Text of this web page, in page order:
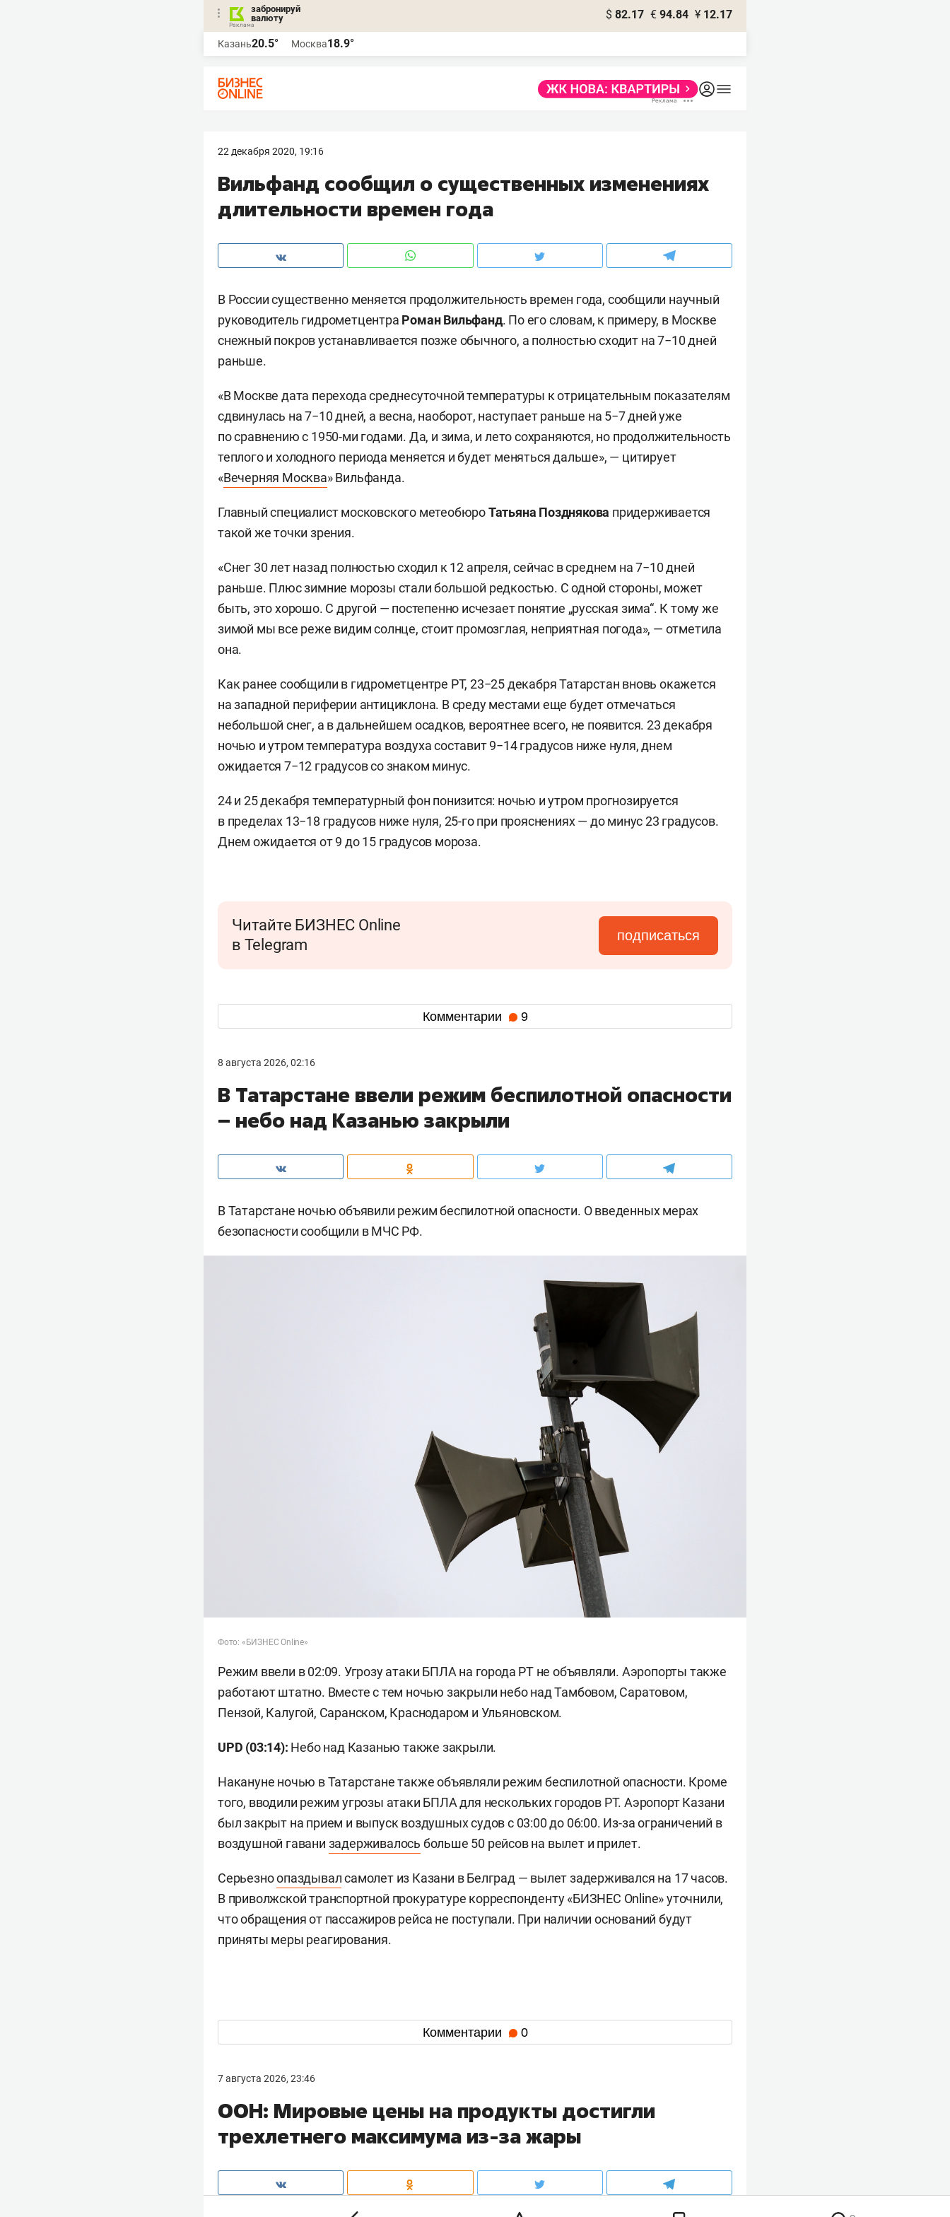
забронируй
валюту
$ 82.17 € 94.84 ¥ 12.17
Казань20.5° Москва18.9°
22 декабря 2020, 19:16
Вильфанд сообщил о существенных изменениях
длительности времен года
В России существенно меняется продолжительность времен года, сообщили научный
руководитель гидрометцентра Роман Вильфанд. По его словам, к примеру, в Москве
снежный покров устанавливается позже обычного, а полностью сходит на 7−10 дней
раньше.
«В Москве дата перехода среднесуточной температуры к отрицательным показателям
сдвинулась на 7−10 дней, а весна, наоборот, наступает раньше на 5−7 дней уже
по сравнению с 1950-ми годами. Да, и зима, и лето сохраняются, но продолжительность
теплого и холодного периода меняется и будет меняться дальше», — цитирует
«Вечерняя Москва» Вильфанда.
Главный специалист московского метеобюроТатьяна Позднякова придерживается
такой же точки зрения.
«Снег 30 лет назад полностью сходил к 12 апреля, сейчас в среднем на 7−10 дней
раньше. Плюс зимние морозы стали большой редкостью. С одной стороны, может
быть, это хорошо. С другой — постепенно исчезает понятие „русская зима“. К тому же
зимой мы все реже видим солнце, стоит промозглая, неприятная погода», — отметила
она.
Как ранее сообщили в гидрометцентре РТ, 23−25 декабря Татарстан вновь окажется
на западной периферии антициклона. В среду местами еще будет отмечаться
небольшой снег, а в дальнейшем осадков, вероятнее всего, не появится. 23 декабря
ночью и утром температура воздуха составит 9−14 градусов ниже нуля, днем
ожидается 7−12 градусов со знаком минус.
24 и 25 декабря температурный фон понизится: ночью и утром прогнозируется
в пределах 13−18 градусов ниже нуля, 25-го при прояснениях — до минус 23 градусов.
Днем ожидается от 9 до 15 градусов мороза.
Читайте БИЗНЕС Online
в Telegram
подписаться
Комментарии 9
8 августа 2026, 02:16
В Татарстане ввели режим беспилотной опасности
– небо над Казанью закрыли
В Татарстане ночью объявили режим беспилотной опасности. О введенных мерах
безопасности сообщили в МЧС РФ.
Фото: «БИЗНЕС Online»
Режим ввели в 02:09. Угрозу атаки БПЛА на города РТ не объявляли. Аэропорты также
работают штатно. Вместе с тем ночью закрыли небо над Тамбовом, Саратовом,
Пензой, Калугой, Саранском, Краснодаром и Ульяновском.
UPD (03:14): Небо над Казанью также закрыли.
Накануне ночью в Татарстане также объявляли режим беспилотной опасности. Кроме
того, вводили режим угрозы атаки БПЛА для нескольких городов РТ. Аэропорт Казани
был закрыт на прием и выпуск воздушных судов с 03:00 до 06:00. Из-за ограничений в
воздушной гавани задерживалось больше 50 рейсов на вылет и прилет.
Серьезноопаздывалсамолет из Казани в Белград — вылет задерживался на 17 часов.
В приволжской транспортной прокуратуре корреспонденту «БИЗНЕС Online» уточнили,
что обращения от пассажиров рейса не поступали. При наличии оснований будут
приняты меры реагирования.
Комментарии 0
7 августа 2026, 23:46
ООН: Мировые цены на продукты достигли
трехлетнего максимума из-за жары